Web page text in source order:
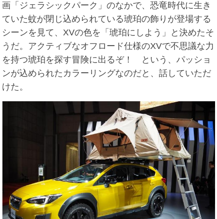
画「ジェラシックパーク」のなかで、恐竜時代に生き
ていた蚊が閉じ込められている琥珀の飾りが登場する
シーンを見て、XVの色を「琥珀にしよう」と決めたそ
うだ。アクティブなオフロード仕様のXVで不思議な力
を持つ琥珀を探す冒険に出るぞ！ という、パッショ
ンが込められたカラーリングなのだと、話していただ
けた。